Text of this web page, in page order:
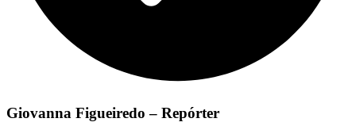
Giovanna Figueiredo – Repórter